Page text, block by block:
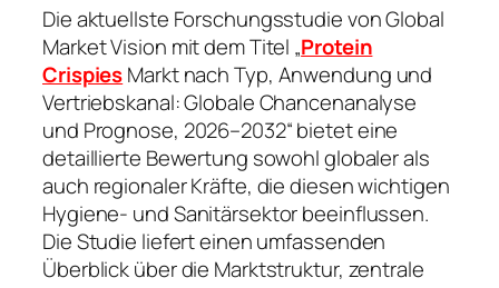
Die aktuellste Forschungsstudie von Global
Market Vision mit dem Titel „Protein
CrispiesMarkt nach Typ, Anwendung und
Vertriebskanal: Globale Chancenanalyse
und Prognose, 2026–2032“ bietet eine
detaillierte Bewertung sowohl globaler als
auch regionaler Kräfte, die diesen wichtigen
Hygiene- und Sanitärsektor beeinflussen.
Die Studie liefert einen umfassenden
Überblick über die Marktstruktur, zentrale